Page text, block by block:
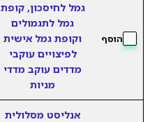
הוסף
גמל לחיסכון, קופת
גמל לתגמולים
וקופת גמל אישית
לפיצויים עוקבי
מדדים עוקב מדדי
מניות
אנליסט מסלולית